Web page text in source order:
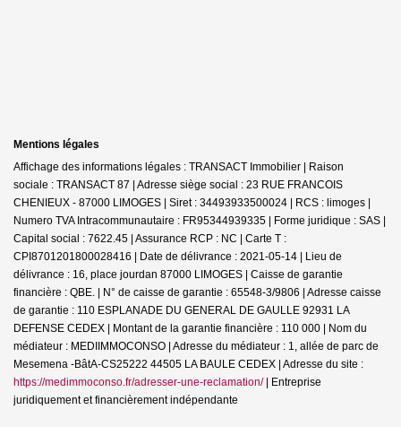
Mentions légales
Affichage des informations légales : TRANSACT Immobilier | Raison
sociale : TRANSACT 87 | Adresse siège social : 23 RUE FRANCOIS
CHENIEUX - 87000 LIMOGES | Siret : 34493933500024 | RCS : limoges |
Numero TVA Intracommunautaire : FR95344939335 | Forme juridique : SAS |
Capital social : 7622.45 | Assurance RCP : NC | Carte T :
CPI8701201800028416 | Date de délivrance : 2021-05-14 | Lieu de
délivrance : 16, place jourdan 87000 LIMOGES | Caisse de garantie
financière : QBE. | N° de caisse de garantie : 65548-3/9806 | Adresse caisse
de garantie : 110 ESPLANADE DU GENERAL DE GAULLE 92931 LA
DEFENSE CEDEX | Montant de la garantie financière : 110 000 | Nom du
médiateur : MEDIIMMOCONSO | Adresse du médiateur : 1, allée de parc de
Mesemena -BâtA-CS25222 44505 LA BAULE CEDEX | Adresse du site :
https://medimmoconso.fr/adresser-une-reclamation/| Entreprise
juridiquement et financièrement indépendante